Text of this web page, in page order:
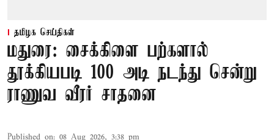
தமிழக செய்திகள்
மதுரை: சைக்கிளை பற்களால்
தூக்கியபடி 100 அடி நடந்து சென்று
ராணுவ வீரர் சாதனை
Published on: 08 Aug 2026, 3:38 pm